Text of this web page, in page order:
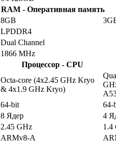
RAM - Оперативная память
8GB
LPDDR4
Dual Channel
1866 MHz
Процессор - CPU
Octa-core (4x2.45 GHz Kryo
& 4x1.9 GHz Kryo)
64-bit
64-
8 Ядер
4
2.45 GHz
1.4
ARMv8-A